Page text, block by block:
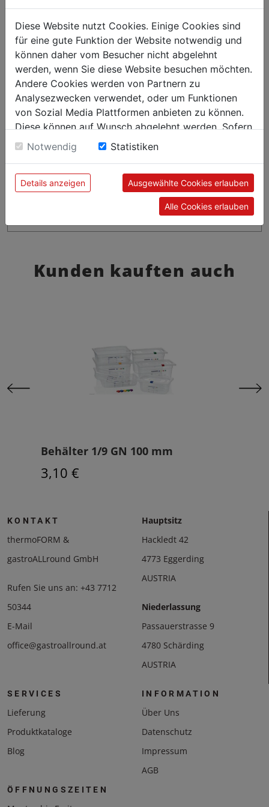
Kunden kauften auch
Behälter 1/9 GN 100 mm
3,10 €
KONTAKT
thermoFORM &
gastroALLround GmbH
Rufen Sie uns an: +43 7712
50344
E-Mail
office@gastroallround.at
Hauptsitz
Hackledt 42
4773 Eggerding
AUSTRIA
Niederlassung
Passauerstrasse 9
4780 Schärding
AUSTRIA
SERVICES
Lieferung
Produktkataloge
Blog
INFORMATION
Über Uns
Datenschutz
Impressum
AGB
ÖFFNUNGSZEITEN
Diese Website nutzt Cookies. Einige Cookies sind
für eine gute Funktion der Website notwendig und
können daher vom Besucher nicht abgelehnt
werden, wenn Sie diese Website besuchen möchten.
Andere Cookies werden von Partnern zu
Analysezwecken verwendet, oder um Funktionen
von Sozial Media Plattformen anbieten zu können.
Diese können auf Wunsch abgelehnt werden. Sofern
sie unsere Webseite weiter nutzen, geben Sie
Einwilligung zu unseren Cookies.
Notwendig Statistiken
Details anzeigen Ausgewählte Cookies erlauben
Alle Cookies erlauben